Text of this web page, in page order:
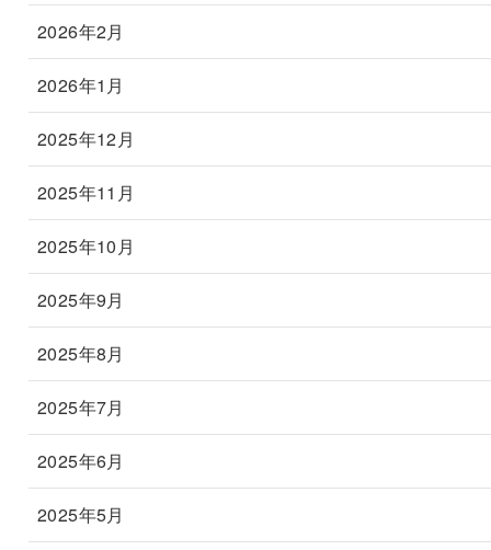
2026年2月
2026年1月
2025年12月
2025年11月
2025年10月
2025年9月
2025年8月
2025年7月
2025年6月
2025年5月